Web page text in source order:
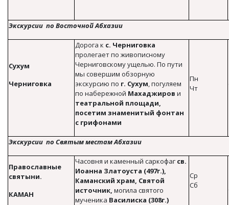
Экскурсии по Восточной Абхазии
Сухум
Черниговка
Дорога к с. Черниговка
пролегает по живописному
Черниговскому ущелью. По пути
мы совершим обзорную
экскурсию по г. Сухум, погуляем
по набережной Махаджиров и
театральной площади,
посетим знаменитый фонтан
с грифонами
Пн
Чт
Экскурсии по Святым местам Абхазии
Православные
святыни.
КАМАН
Часовня и каменный саркофаг св.
Иоанна Златоуста (497г.),
Каманский храм, Святой
источник, могила святого
мученика Василиска (308г.)
Ср
Сб